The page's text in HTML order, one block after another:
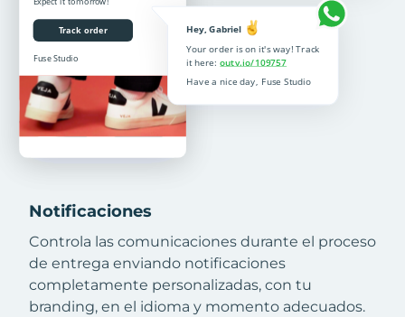
Notificaciones
Controla las comunicaciones durante el proceso
de entrega enviando notificaciones
completamente personalizadas, con tu
branding, en el idioma y momento adecuados.